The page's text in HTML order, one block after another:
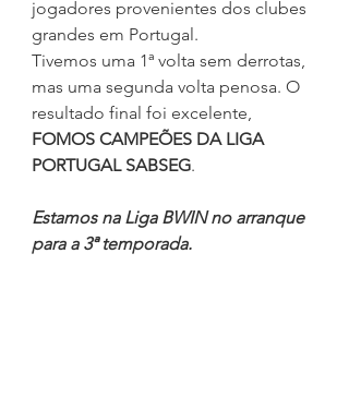
jogadores provenientes dos clubes
grandes em Portugal.
Tivemos uma 1ª volta sem derrotas,
mas uma segunda volta penosa. O
resultado final foi excelente,
FOMOS CAMPEÕES DA LIGA
PORTUGAL SABSEG.
Estamos na Liga BWIN no arranque
para a 3ª temporada.